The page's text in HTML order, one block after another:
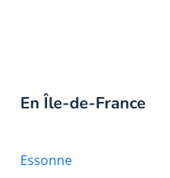
En Île-de-France
Essonne